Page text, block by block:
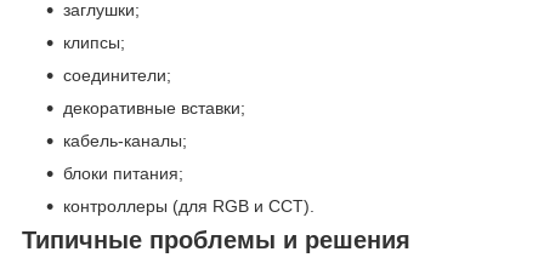
заглушки;
клипсы;
соединители;
декоративные вставки;
кабель-каналы;
блоки питания;
контроллеры (для RGB и CCT).
Типичные проблемы и решения